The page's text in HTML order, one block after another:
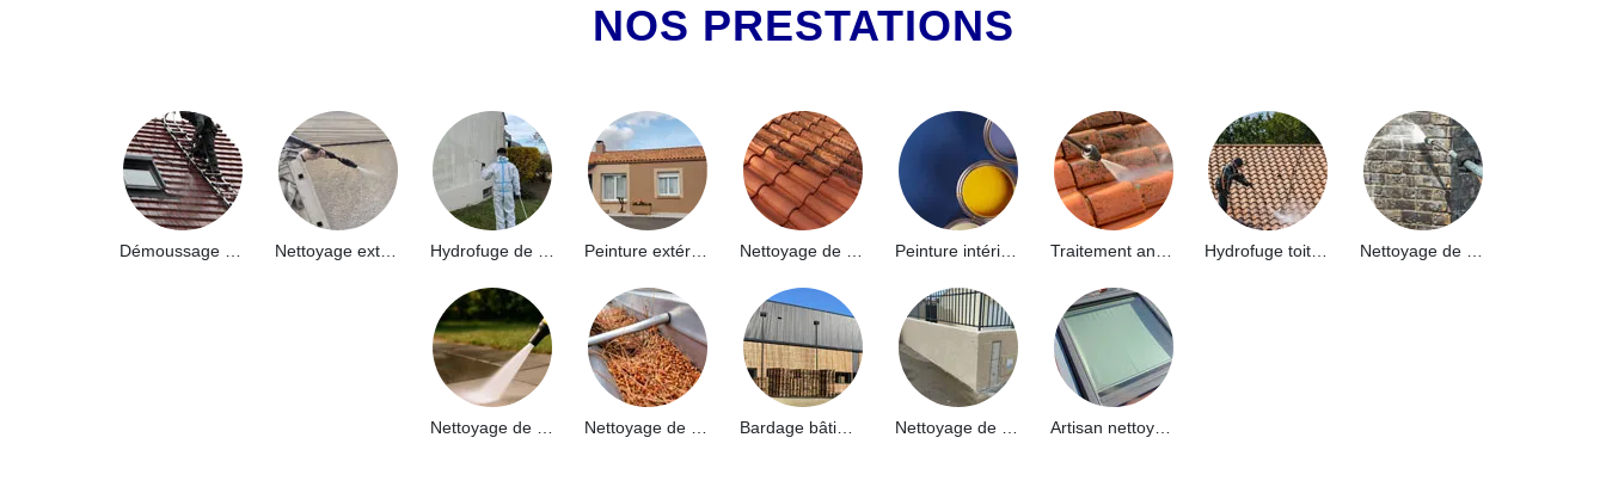
NOS PRESTATIONS
Nettoyage extérieur bâtiment industriel 91 Peinture intérieure 91
Artisan nettoyage de puits de lumière et Skydome 91